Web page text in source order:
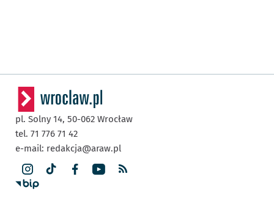
pl. Solny 14, 50-062 Wrocław
tel. 71 776 71 42
e-mail: redakcja@araw.pl